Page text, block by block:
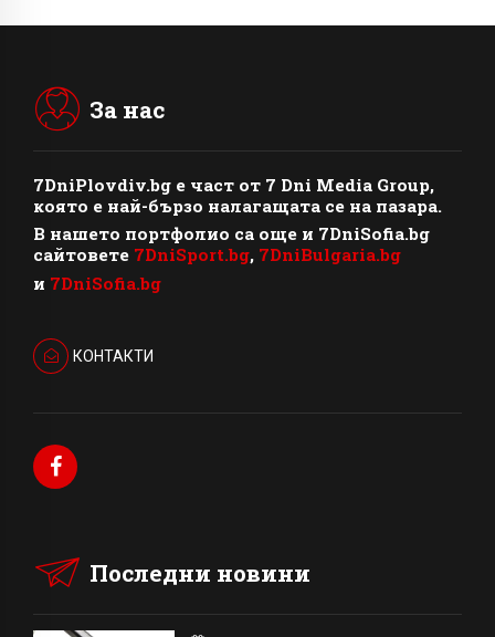
За нас
7DniPlovdiv.bg e част от 7 Dni Media Group,
която е най-бързо налагащата се на пазара.
В нашето портфолио са още и 7DniSofia.bg
сайтовете 7DniSport.bg, 7DniBulgaria.bg
и 7DniSofia.bg
КОНТАКТИ
Последни новини